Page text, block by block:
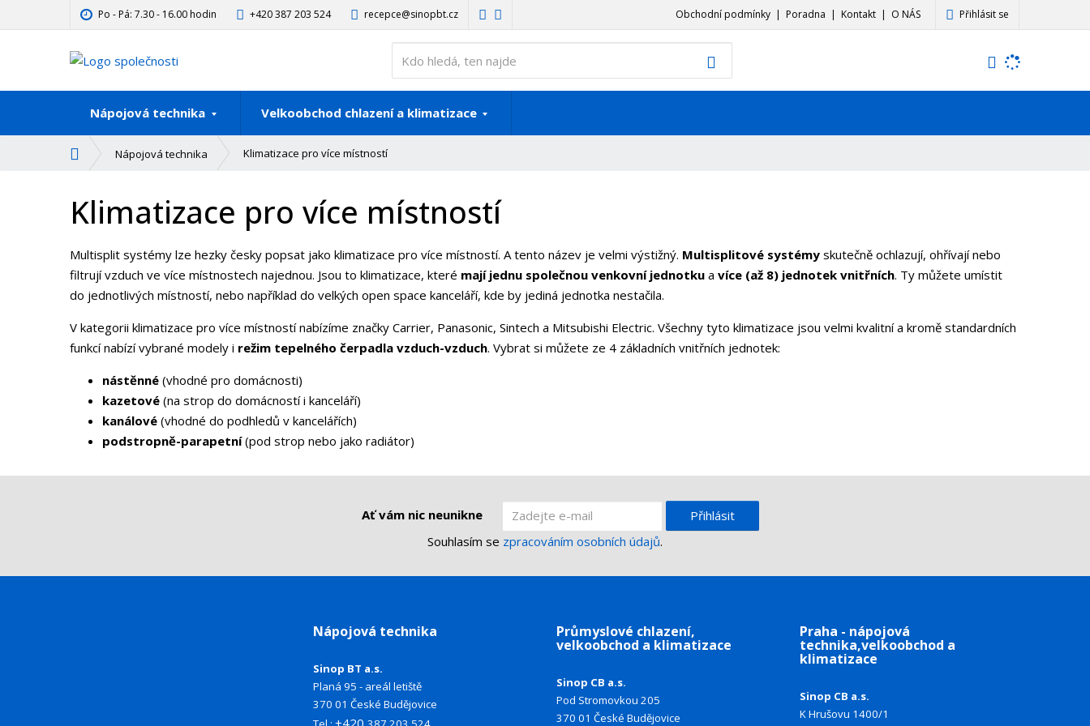
Po - Pá: 7.30 - 16.00 hodin +420 387 203 524 recepce@sinopbt.cz Obchodní podmínky Poradna Kontakt O NÁS Přihlásit se
e
n
a
e
Vyhledat
Nápojová technika Velkoobchod chlazení a klimatizace
d
n
s
t
r
n
a
Nápojová technika Klimatizace pro více místností
Klimatizace pro více místností
Multisplit systémy lze hezky česky popsat jako klimatizace pro více místností. A tento název je velmi výstižný. Multisplitové systémy skutečně ochlazují, ohřívají nebo
filtrují vzduch ve více místnostech najednou. Jsou to klimatizace, které mají jednu společnou venkovní jednotku avíce (až 8) jednotek vnitřních. Ty můžete umístit
do jednotlivých místností, nebo například do velkých open space kanceláří, kde by jediná jednotka nestačila.
V kategorii klimatizace pro více místností nabízíme značky Carrier, Panasonic, Sintech a Mitsubishi Electric. Všechny tyto klimatizace jsou velmi kvalitní a kromě standardních
funkcí nabízí vybrané modely i režim tepelného čerpadla vzduch-vzduch. Vybrat si můžete ze 4 základních vnitřních jednotek:
nástěnné(vhodné pro domácnosti)
kazetové(na strop do domácností i kanceláří)
kanálové(vhodné do podhledů v kancelářích)
podstropně-parapetní(pod strop nebo jako radiátor)
Ať vám nic neunikne
Přihlásit
Souhlasím se zpracováním osobních údajů.
Nápojová technika
Sinop BT a.s.
Planá 95 - areál letiště
370 01 České Budějovice
Průmyslové chlazení,
velkoobchod a klimatizace
Sinop CB a.s.
Pod Stromovkou 205
370 01 České Budějovice
Praha - nápojová
technika,velkoobchod a
klimatizace
Sinop CB a.s.
K Hrušovu 1400/1